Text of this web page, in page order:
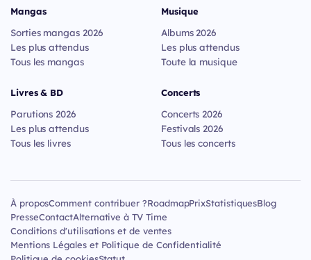
Mangas
Sorties mangas 2026
Les plus attendus
Tous les mangas
Livres & BD
Parutions 2026
Les plus attendus
Tous les livres
Musique
Albums 2026
Les plus attendus
Toute la musique
Concerts
Concerts 2026
Festivals 2026
Tous les concerts
À proposComment contribuer ?RoadmapPrixStatistiquesBlog
PresseContactAlternative à TV Time
Conditions d'utilisations et de ventes
Mentions Légales et Politique de Confidentialité